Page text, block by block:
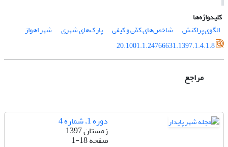
کلیدواژه‌ها
الگوی پراکنش
شاخص‌های کمّی و کیفی پارک‌های شهری
شهر اهواز
20.1001.1.24766631.1397.1.4.1.8
مراجع
دوره 1، شماره 4
زمستان 1397
صفحه1-18